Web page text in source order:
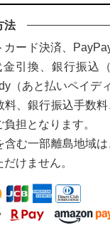
ウォールス
ー
リメイク
mini
法
カード決済、
引換、銀行振込
（あと払いペイデ
、銀行振込手数
担となります。
む一部離島地域
けません。